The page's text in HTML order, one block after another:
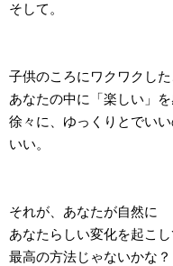
そして。
子供のころにワクワクした
あなたの中に「楽しい」
徐々に、ゆっくりとでい
いい。
それが、あなたが自然に
あなたらしい変化を起こ
最高の方法じゃないかな？